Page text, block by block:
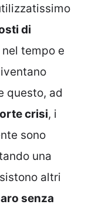
di
tempo e
questo, ad
crisi, i
sono
una
altri
senza